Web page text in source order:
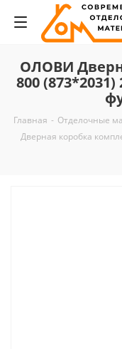
ОЛОВИ
800
Главная - Отделочные
Дверная коробка